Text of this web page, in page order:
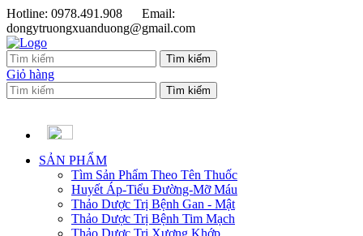
Hotline: 0978.491.908
Email:
dongytruongxuanduong@gmail.com
Giỏ hàng
SẢN PHẨM
Tìm Sản Phẩm Theo Tên Thuốc
Huyết Áp-Tiểu Đường-Mỡ Máu
Thảo Dược Trị Bệnh Gan - Mật
Thảo Dược Trị Bệnh Tim Mạch
Thảo Dược Trị Xương Khớp